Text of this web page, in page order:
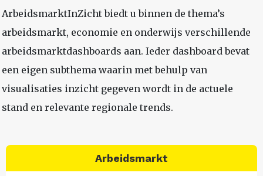
ArbeidsmarktInZicht biedt u binnen de thema’s
arbeidsmarkt, economie en onderwijs verschillende
arbeidsmarktdashboards aan. Ieder dashboard bevat
een eigen subthema waarin met behulp van
visualisaties inzicht gegeven wordt in de actuele
stand en relevante regionale trends.
Arbeidsmarkt